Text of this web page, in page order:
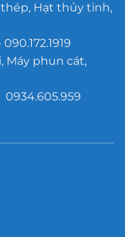
Hạt thủy tinh,
Máy phun cát,
0934.605.959